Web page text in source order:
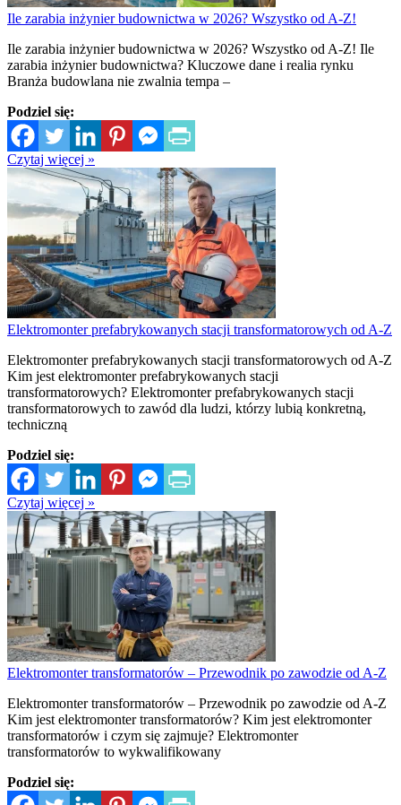
Ile zarabia inżynier budownictwa w 2026? Wszystko od A-Z!
Ile zarabia inżynier budownictwa w 2026? Wszystko od A-Z! Ile
zarabia inżynier budownictwa? Kluczowe dane i realia rynku
Branża budowlana nie zwalnia tempa –
Podziel się:
Czytaj więcej »
Elektromonter prefabrykowanych stacji transformatorowych od A-Z
Elektromonter prefabrykowanych stacji transformatorowych od A-Z
Kim jest elektromonter prefabrykowanych stacji
transformatorowych? Elektromonter prefabrykowanych stacji
transformatorowych to zawód dla ludzi, którzy lubią konkretną,
techniczną
Podziel się:
Czytaj więcej »
Elektromonter transformatorów – Przewodnik po zawodzie od A-Z
Elektromonter transformatorów – Przewodnik po zawodzie od A-Z
Kim jest elektromonter transformatorów? Kim jest elektromonter
transformatorów i czym się zajmuje? Elektromonter
transformatorów to wykwalifikowany
Podziel się: